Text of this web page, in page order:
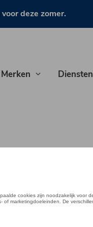
voor deze zomer.
Merken Diensten